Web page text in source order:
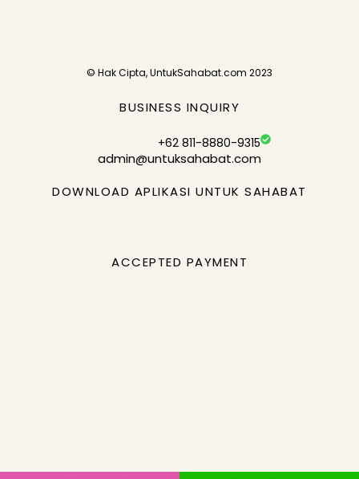
© Hak Cipta, UntukSahabat.com 2023
BUSINESS INQUIRY
+62 811-8880-9315
admin@untuksahabat.com
DOWNLOAD APLIKASI UNTUK SAHABAT
ACCEPTED PAYMENT